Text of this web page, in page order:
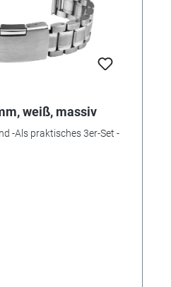
weiß, massiv
-Als praktisches 3er-Set -